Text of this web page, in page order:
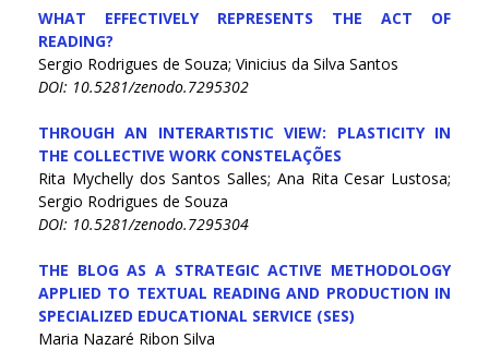
WHAT EFFECTIVELY REPRESENTS THE ACT OF
READING?
Sergio Rodrigues de Souza; Vinicius da Silva Santos
DOI: 10.5281/zenodo.7295302
THROUGH AN INTERARTISTIC VIEW: PLASTICITY IN
THE COLLECTIVE WORK CONSTELAÇÕES
Rita Mychelly dos Santos Salles; Ana Rita Cesar Lustosa;
Sergio Rodrigues de Souza
DOI: 10.5281/zenodo.7295304
THE BLOG AS A STRATEGIC ACTIVE METHODOLOGY
APPLIED TO TEXTUAL READING AND PRODUCTION IN
SPECIALIZED EDUCATIONAL SERVICE (SES)
Maria Nazaré Ribon Silva